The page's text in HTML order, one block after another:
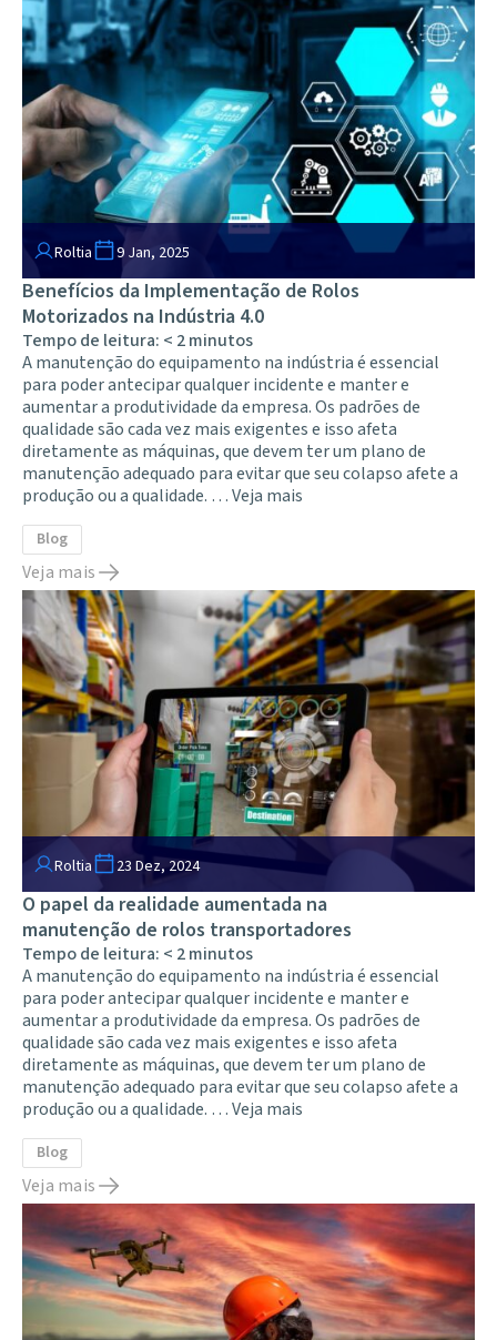
Roltia 9 Jan, 2025
Benefícios da Implementação de Rolos
Motorizados na Indústria 4.0
Tempo de leitura: < 2minutos
A manutenção do equipamento na indústria é essencial
para poder antecipar qualquer incidente e manter e
aumentar a produtividade da empresa. Os padrões de
qualidade são cada vez mais exigentes e isso afeta
diretamente as máquinas, que devem ter um plano de
manutenção adequado para evitar que seu colapso afete a
produção ou a qualidade. …Veja mais
Blog
Veja mais
Roltia 23 Dez, 2024
O papel da realidade aumentada na
manutenção de rolos transportadores
Tempo de leitura: < 2minutos
A manutenção do equipamento na indústria é essencial
para poder antecipar qualquer incidente e manter e
aumentar a produtividade da empresa. Os padrões de
qualidade são cada vez mais exigentes e isso afeta
diretamente as máquinas, que devem ter um plano de
manutenção adequado para evitar que seu colapso afete a
produção ou a qualidade. …Veja mais
Blog
Veja mais